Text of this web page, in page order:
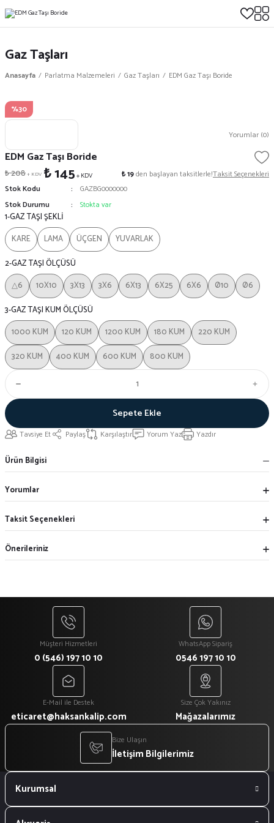
Gaz Taşları
Anasayfa Parlatma Malzemeleri Gaz Taşları EDM Gaz Taşı Boride
%30
Yorumlar (0)
EDM Gaz Taşı Boride
₺ 208+ KDV ₺ 145+ KDV ₺ 19den başlayan taksitlerle!Taksit Seçenekleri
Stok Kodu
GAZBG0000000
Stok Durumu
Stokta var
1-GAZ TAŞI ŞEKLİ
KARE
LAMA ÜÇGEN
YUVARLAK
2-GAZ TAŞI ÖLÇÜSÜ
△6
10X10 3X13 3X6 6X13 6X25 6X6 Ø10
Ø6
3-GAZ TAŞI KUM ÖLÇÜSÜ
1000 KUM
120 KUM 1200 KUM 180 KUM
220 KUM
320 KUM
400 KUM 600 KUM 800 KUM
Sepete Ekle
Tavsiye Et Paylaş Karşılaştır Yorum Yaz Yazdır
Ürün Bilgisi
Yorumlar
Taksit Seçenekleri
Önerileriniz
Müşteri Hizmetleri
0 (546) 197 10 10
WhatsApp Sipariş
0546 197 10 10
E-Mail ile Destek
eticaret@haksankalip.com
Size Çok Yakınız
Mağazalarımız
Bize Ulaşın
İletişim Bilgilerimiz
Kurumsal